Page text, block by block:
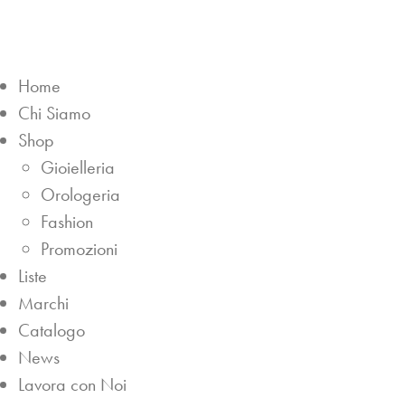
Home
Chi Siamo
Shop
Gioielleria
Orologeria
Fashion
Promozioni
Liste
Marchi
Catalogo
News
Lavora con Noi